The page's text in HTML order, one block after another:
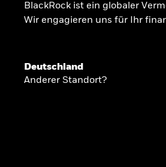
INSIDE THE MARKET
BlackRock ist ein globaler
Wir engagieren uns für Ihr
Deutschland
Anderer Standort?